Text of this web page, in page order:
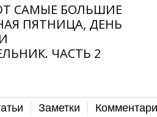
САМЫЕ БОЛЬШИЕ
ПЯТНИЦА, ДЕНЬ
ЧАСТЬ 2
Заметки